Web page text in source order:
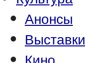
Анонсы
Выставки
Кино